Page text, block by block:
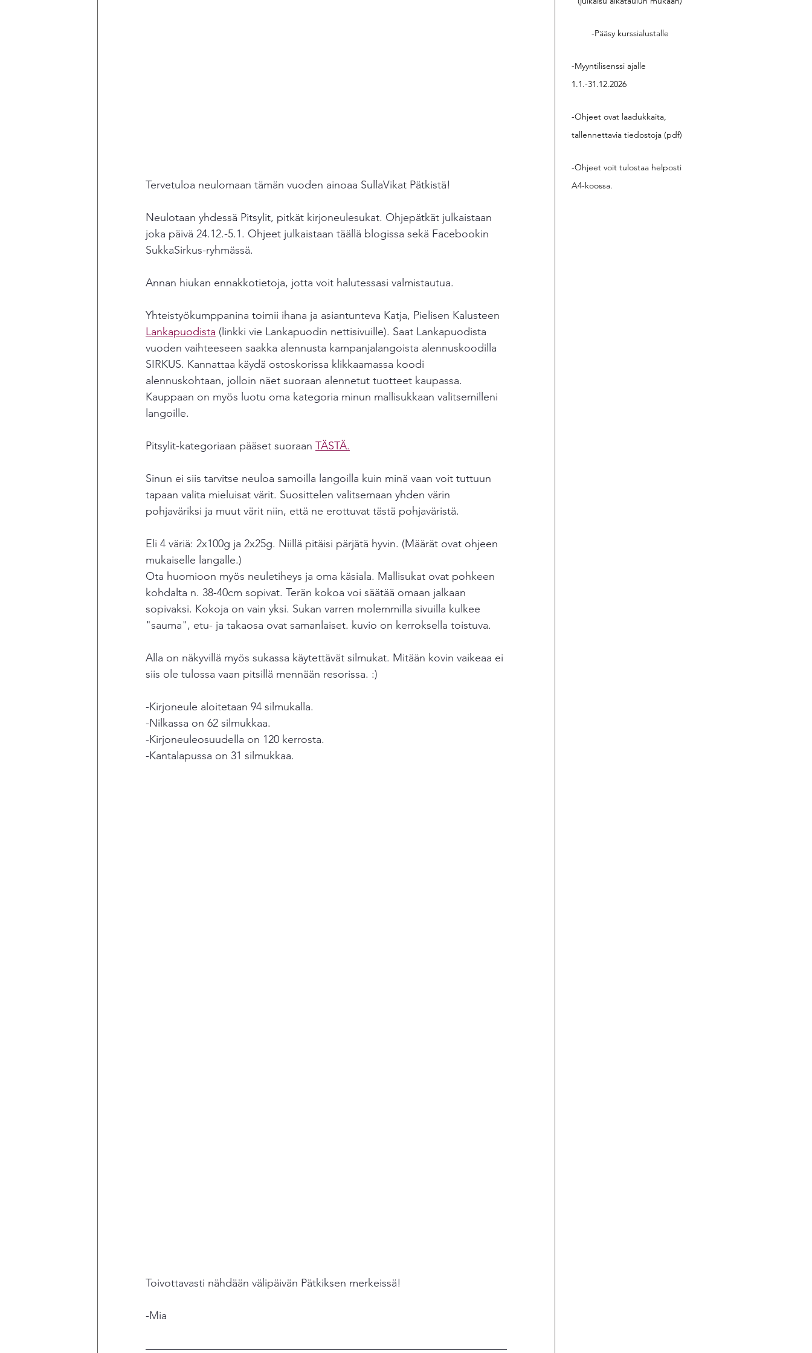
Tervetuloa neulomaan tämän vuoden ainoaa SullaVikat Pätkistä!
Neulotaan yhdessä Pitsylit, pitkät kirjoneulesukat. Ohjepätkät julkaistaan
joka päivä 24.12.-5.1. Ohjeet julkaistaan täällä blogissa sekä Facebookin
SukkaSirkus-ryhmässä.
Annan hiukan ennakkotietoja, jotta voit halutessasi valmistautua.
Yhteistyökumppanina toimii ihana ja asiantunteva Katja, Pielisen Kalusteen
Lankapuodista (linkki vie Lankapuodin nettisivuille). Saat Lankapuodista
vuoden vaihteeseen saakka alennusta kampanjalangoista alennuskoodilla
SIRKUS. Kannattaa käydä ostoskorissa klikkaamassa koodi
alennuskohtaan, jolloin näet suoraan alennetut tuotteet kaupassa.
Kauppaan on myös luotu oma kategoria minun mallisukkaan valitsemilleni
langoille.
Pitsylit-kategoriaan pääset suoraan TÄSTÄ.
Sinun ei siis tarvitse neuloa samoilla langoilla kuin minä vaan voit tuttuun
tapaan valita mieluisat värit. Suosittelen valitsemaan yhden värin
pohjaväriksi ja muut värit niin, että ne erottuvat tästä pohjaväristä.
Eli 4 väriä: 2x100g ja 2x25g. Niillä pitäisi pärjätä hyvin. (Määrät ovat ohjeen
mukaiselle langalle.)
Ota huomioon myös neuletiheys ja oma käsiala. Mallisukat ovat pohkeen
kohdalta n. 38-40cm sopivat. Terän kokoa voi säätää omaan jalkaan
sopivaksi. Kokoja on vain yksi. Sukan varren molemmilla sivuilla kulkee
"sauma", etu- ja takaosa ovat samanlaiset. kuvio on kerroksella toistuva.
Alla on näkyvillä myös sukassa käytettävät silmukat. Mitään kovin vaikeaa ei
siis ole tulossa vaan pitsillä mennään resorissa. :)
-Kirjoneule aloitetaan 94 silmukalla.
-Nilkassa on 62 silmukkaa.
-Kirjoneuleosuudella on 120 kerrosta.
-Kantalapussa on 31 silmukkaa.
Toivottavasti nähdään välipäivän Pätkiksen merkeissä!
-Mia
-Pääsy kurssialustalle
-Myyntilisenssi ajalle
1.1.-31.12.2026
-Ohjeet ovat laadukkaita,
tallennettavia tiedostoja (pdf)
-Ohjeet voit tulostaa helposti
A4-koossa.